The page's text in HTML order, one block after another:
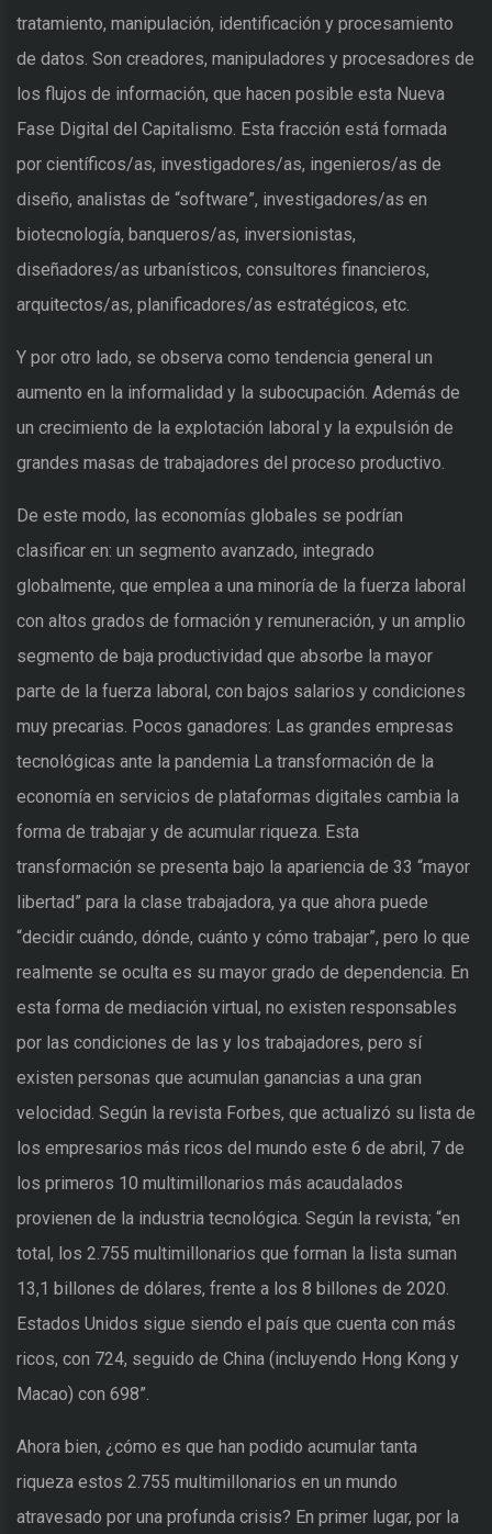
tratamiento, manipulación, identificación y procesamiento
de datos. Son creadores, manipuladores y procesadores de
los flujos de información, que hacen posible esta Nueva
Fase Digital del Capitalismo. Esta fracción está formada
por científicos/as, investigadores/as, ingenieros/as de
diseño, analistas de “software”, investigadores/as en
biotecnología, banqueros/as, inversionistas,
diseñadores/as urbanísticos, consultores financieros,
arquitectos/as, planificadores/as estratégicos, etc.
Y por otro lado, se observa como tendencia general un
aumento en la informalidad y la subocupación. Además de
un crecimiento de la explotación laboral y la expulsión de
grandes masas de trabajadores del proceso productivo.
De este modo, las economías globales se podrían
clasificar en: un segmento avanzado, integrado
globalmente, que emplea a una minoría de la fuerza laboral
con altos grados de formación y remuneración, y un amplio
segmento de baja productividad que absorbe la mayor
parte de la fuerza laboral, con bajos salarios y condiciones
muy precarias. Pocos ganadores: Las grandes empresas
tecnológicas ante la pandemia La transformación de la
economía en servicios de plataformas digitales cambia la
forma de trabajar y de acumular riqueza. Esta
transformación se presenta bajo la apariencia de 33 “mayor
libertad” para la clase trabajadora, ya que ahora puede
“decidir cuándo, dónde, cuánto y cómo trabajar”, pero lo que
realmente se oculta es su mayor grado de dependencia. En
esta forma de mediación virtual, no existen responsables
por las condiciones de las y los trabajadores, pero sí
existen personas que acumulan ganancias a una gran
velocidad. Según la revista Forbes, que actualizó su lista de
los empresarios más ricos del mundo este 6 de abril, 7 de
los primeros 10 multimillonarios más acaudalados
provienen de la industria tecnológica. Según la revista; “en
total, los 2.755 multimillonarios que forman la lista suman
13,1 billones de dólares, frente a los 8 billones de 2020.
Estados Unidos sigue siendo el país que cuenta con más
ricos, con 724, seguido de China (incluyendo Hong Kong y
Macao) con 698”.
Ahora bien, ¿cómo es que han podido acumular tanta
riqueza estos 2.755 multimillonarios en un mundo
atravesado por una profunda crisis? En primer lugar, por la